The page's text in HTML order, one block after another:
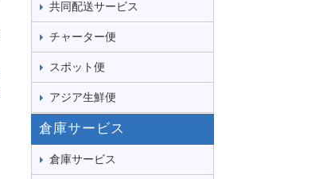
共同配送サービス
チャーター便
スポット便
アジア生鮮便
倉庫サービス
倉庫サービス